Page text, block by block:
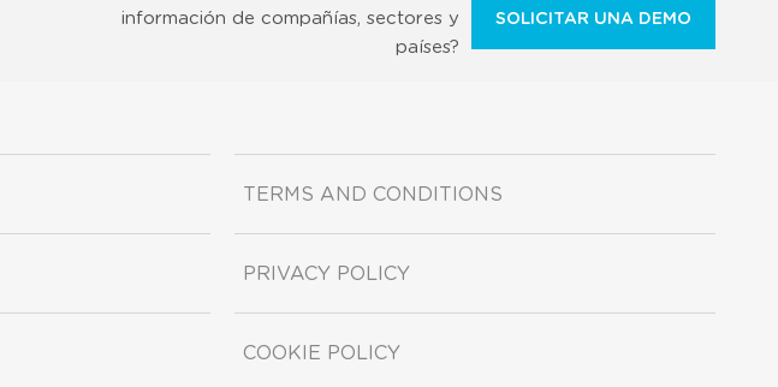
información de compañías, sectores y
países?
SOLICITAR UNA DEMO
TERMS AND CONDITIONS
PRIVACY POLICY
COOKIE POLICY